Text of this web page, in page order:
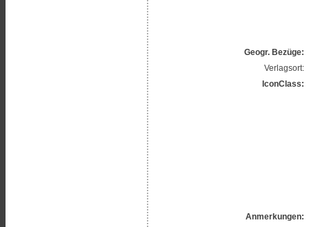
Geogr. Bezüge:
Verlagsort:
IconClass:
Anmerkungen: